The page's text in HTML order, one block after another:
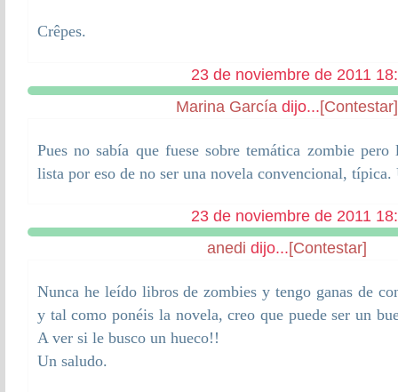
Crêpes.
23 de noviembre de 2011
Marina García dijo...[Contestar]
Pues no sabía que fuese sobre temática zombie
lista por eso de no ser una novela convencional, típica.
23 de noviembre de 2011
anedi dijo...[Contestar]
Nunca he leído libros de zombies y tengo ganas de
y tal como ponéis la novela, creo que puede ser un
A ver si le busco un hueco!!
Un saludo.